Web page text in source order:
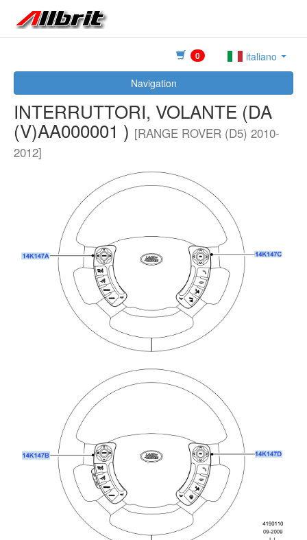
0
italiano
Navigation
INTERRUTTORI, VOLANTE (DA
(V)AA000001 ) [RANGE ROVER (D5) 2010-
2012]